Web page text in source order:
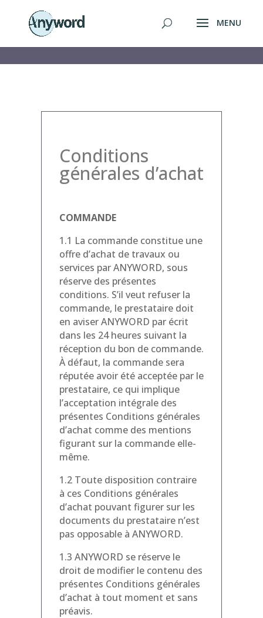
Conditions
générales d’achat
COMMANDE
1.1 La commande constitue une
offre d’achat de travaux ou
services par ANYWORD, sous
réserve des présentes
conditions. S’il veut refuser la
commande, le prestataire doit
en aviser ANYWORD par écrit
dans les 24 heures suivant la
réception du bon de commande.
À défaut, la commande sera
réputée avoir été acceptée par le
prestataire, ce qui implique
l’acceptation intégrale des
présentes Conditions générales
d’achat comme des mentions
figurant sur la commande elle-
même.
1.2 Toute disposition contraire
à ces Conditions générales
d’achat pouvant figurer sur les
documents du prestataire n’est
pas opposable à ANYWORD.
1.3 ANYWORD se réserve le
droit de modifier le contenu des
présentes Conditions générales
d’achat à tout moment et sans
préavis.